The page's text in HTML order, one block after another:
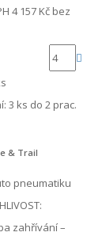
4 157 Kč bez
3 ks do 2 prac.
& Trail
pneumatiku
zahřívání –